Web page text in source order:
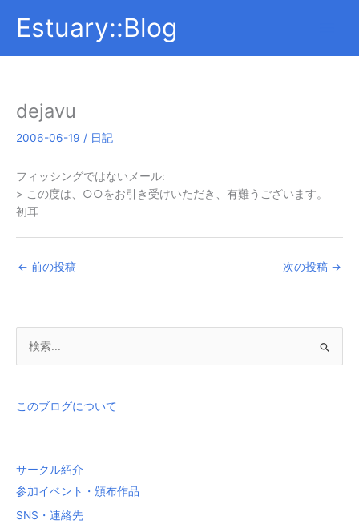
Estuary::Blog
dejavu
2006-06-19 / 日記
フィッシングではないメール:
> この度は、○○をお引き受けいただき、有難うございます。
初耳
← 前の投稿 次の投稿 →
象
このブログについて
サークル紹介
参加イベント・頒布作品
SNS・連絡先